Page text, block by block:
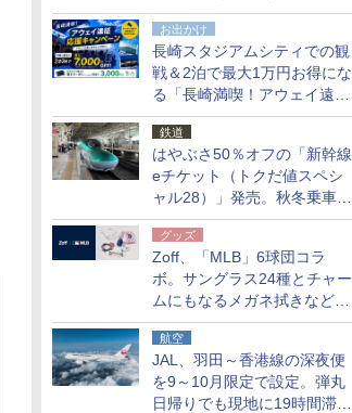
お出かけ
長崎スタジアムシティでの観
戦＆2泊で最大1万円お得にな
る「長崎満喫！アウェイ遠征
応援キャンペーン」
鉄道
はやぶさ50％オフの「新幹線
eチケット（トクだ値スペシ
ャル28）」発売。秋冬乗車
分、えきねっと限定
グッズ
Zoff、「MLB」6球団コラ
ボ。サングラス24種とチャー
ムにもなるメガネ拭きなど雑
貨24種
航空
JAL、羽田～香港線の深夜便
を9～10月限定で設定。弾丸
日帰りでも現地に19時間滞在